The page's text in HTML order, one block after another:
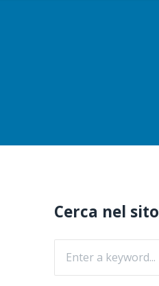
Cerca nel sito